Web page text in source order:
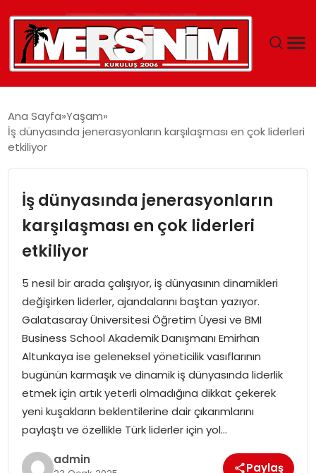
YAŞAM
SAĞLIK
EĞITIM
SPOR
EKONOMI
MAGAZIN
DÜNYA
OTOMOBIL
Ana Sayfa Yaşam
İş dünyasında jenerasyonların karşılaşması en çok liderleri
etkiliyor
İş dünyasında jenerasyonların
karşılaşması en çok liderleri
etkiliyor
5 nesil bir arada çalışıyor, iş dünyasının dinamikleri
değişirken liderler, ajandalarını baştan yazıyor.
Galatasaray Üniversitesi Öğretim Üyesi ve BMI
Business School Akademik Danışmanı Emirhan
Altunkaya ise geleneksel yöneticilik vasıflarının
bugünün karmaşık ve dinamik iş dünyasında liderlik
etmek için artık yeterli olmadığına dikkat çekerek
yeni kuşakların beklentilerine dair çıkarımlarını
paylaştı ve özellikle Türk liderler için yol…
admin
Paylaş